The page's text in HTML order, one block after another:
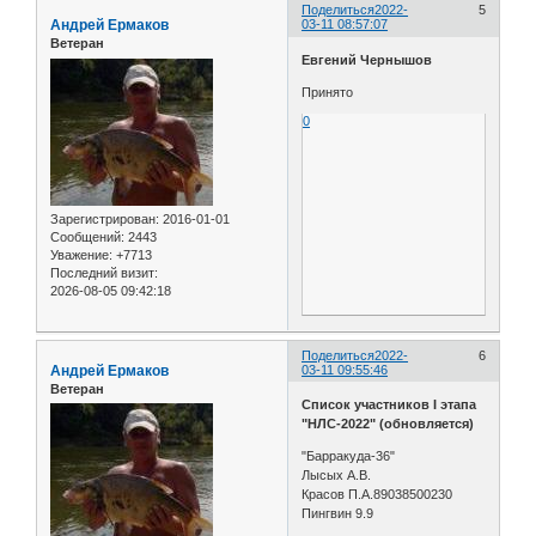
Поделиться 5
2022-
03-11 08:57:07
Андрей Ермаков
Ветеран
Зарегистрирован: 2016-01-01
Сообщений: 2443
Уважение: +7713
Последний визит:
2026-08-05 09:42:18
Евгений Чернышов
Принято
0
Поделиться 6
2022-
03-11 09:55:46
Андрей Ермаков
Ветеран
Список участников I этапа
"НЛС-2022" (обновляется)
"Барракуда-36"
Лысых А.В.
Красов П.А.89038500230
Пингвин 9.9